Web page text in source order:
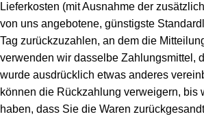
Lieferkosten (mit Ausnahme der
von uns angebotene, günstigste
Tag zurückzuzahlen, an dem die
verwenden wir dasselbe Zahlungsmittel,
wurde ausdrücklich etwas anderes
können die Rückzahlung verweigern,
haben, dass Sie die Waren